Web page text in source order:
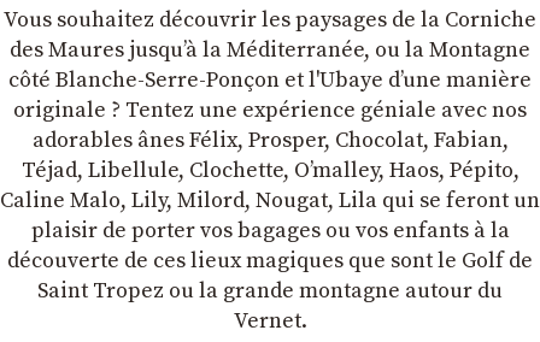
Vous souhaitez découvrir les paysages de la Corniche
des Maures jusqu’à la Méditerranée, ou la Montagne
côté Blanche-Serre-Ponçon et l'Ubaye dʼune manière
originale ? Tentez une expérience géniale avec nos
adorables ânes Félix, Prosper, Chocolat, Fabian,
Téjad, Libellule, Clochette, Oʼmalley, Haos, Pépito,
Caline Malo, Lily, Milord, Nougat, Lila qui se feront un
plaisir de porter vos bagages ou vos enfants à la
découverte de ces lieux magiques que sont le Golf de
Saint Tropez ou la grande montagne autour du
Vernet.